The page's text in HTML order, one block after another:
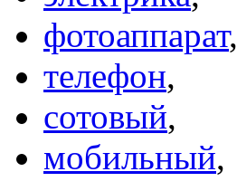
фотоаппарат,
телефон,
сотовый,
мобильный,